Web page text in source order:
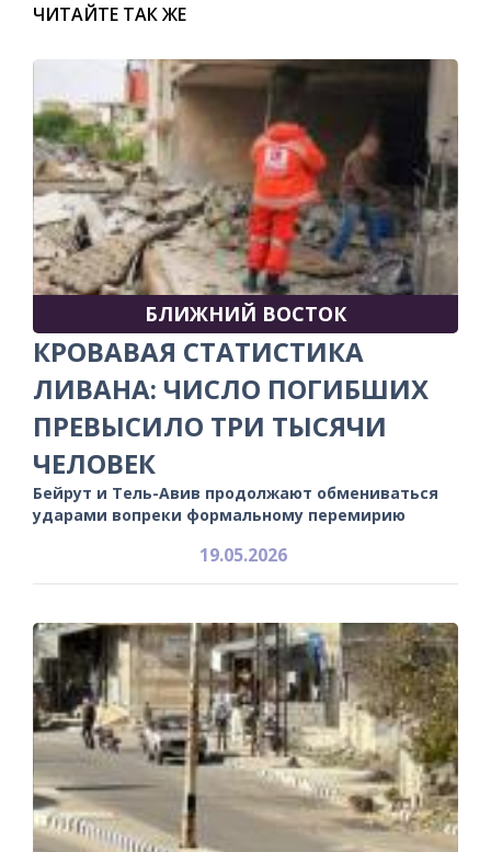
ЧИТАЙТЕ ТАК ЖЕ
БЛИЖНИЙ ВОСТОК
КРОВАВАЯ СТАТИСТИКА
ЛИВАНА: ЧИСЛО ПОГИБШИХ
ПРЕВЫСИЛО ТРИ ТЫСЯЧИ
ЧЕЛОВЕК
Бейрут и Тель-Авив продолжают обмениваться
ударами вопреки формальному перемирию
19.05.2026